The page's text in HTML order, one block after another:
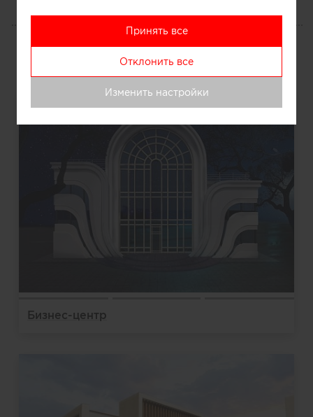
ПОРТФОЛИО
Бизнес-центр
Принять все
Отклонить все
Изменить настройки